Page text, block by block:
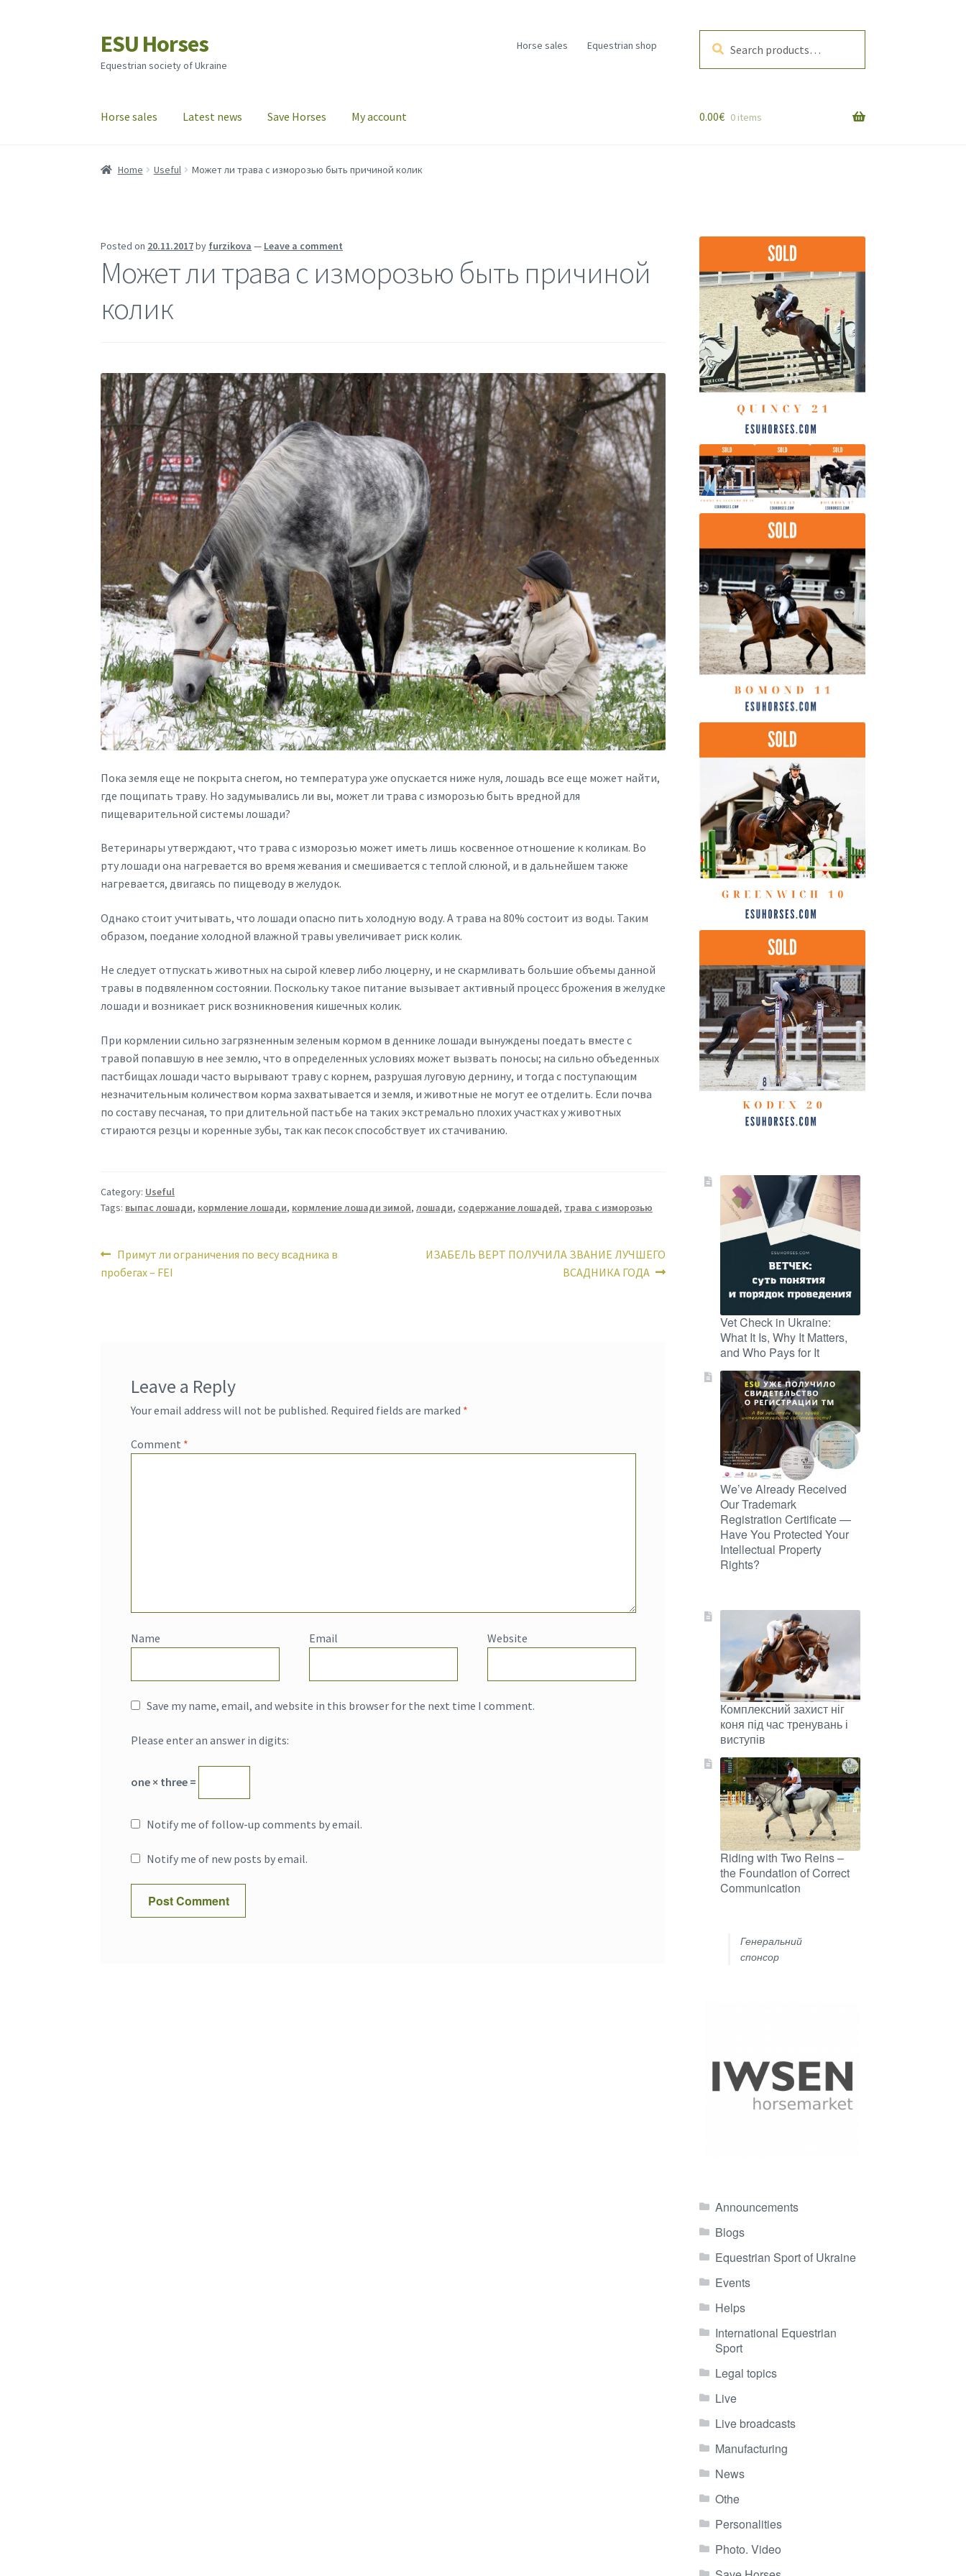
Skip
to
navigation
Skip
to
content
ESU Horses
Equestrian society of Ukraine
Horse sales Equestrian shop
for:
Horse sales Latest news Save Horses My account 0.00€ 0 items
Home Useful Может ли трава с изморозью быть причиной колик
Posted on 20.11.2017by furzikova — Leave a comment
Может ли трава с изморозью быть причиной
колик
Пока земля еще не покрыта снегом, но температура уже опускается ниже нуля, лошадь все еще может найти,
где пощипать траву. Но задумывались ли вы, может ли трава с изморозью быть вредной для
пищеварительной системы лошади?
Ветеринары утверждают, что трава с изморозью может иметь лишь косвенное отношение к коликам. Во
рту лошади она нагревается во время жевания и смешивается с теплой слюной, и в дальнейшем также
нагревается, двигаясь по пищеводу в желудок.
Однако стоит учитывать, что лошади опасно пить холодную воду. А трава на 80% состоит из воды. Таким
образом, поедание холодной влажной травы увеличивает риск колик.
Не следует отпускать животных на сырой клевер либо люцерну, и не скармливать большие объемы данной
травы в подвяленном состоянии. Поскольку такое питание вызывает активный процесс брожения в желудке
лошади и возникает риск возникновения кишечных колик.
При кормлении сильно загрязненным зеленым кормом в деннике лошади вынуждены поедать вместе с
травой попавшую в нее землю, что в определенных условиях может вызвать поносы; на сильно объеденных
пастбищах лошади часто вырывают траву с корнем, разрушая луговую дернину, и тогда с поступающим
незначительным количеством корма захватывается и земля, и животные не могут ее отделить. Если почва
по составу песчаная, то при длительной пастьбе на таких экстремально плохих участках у животных
стираются резцы и коренные зубы, так как песок способствует их стачиванию.
Category: Useful
Tags: выпас лошади, кормление лошади, кормление лошади зимой,лошади, содержание лошадей, трава с изморозью
Post
navigation
Previous
post:
Примут ли ограничения по весу всадника в
пробегах – FEI
Next
ИЗАБЕЛЬ ВЕРТ ПОЛУЧИЛА ЗВАНИЕ ЛУЧШЕГО
ВСАДНИКА ГОДА
Leave a Reply
Your email address will not be published. Required fields are marked *
Comment *
Name Email Website
Save my name, email, and website in this browser for the next time I comment.
Please enter an answer in digits:
one × three =
Notify me of follow-up comments by email.
Notify me of new posts by email.
Vet Check in Ukraine:
What It Is, Why It Matters,
and Who Pays for It
We’ve Already Received
Our Trademark
Registration Certificate —
Have You Protected Your
Intellectual Property
Rights?
Комплексний захист ніг
коня під час тренувань і
виступів
Riding with Two Reins –
the Foundation of Correct
Communication
Генеральний
спонсор
Announcements
Blogs
Equestrian Sport of Ukraine
Events
Helps
International Equestrian
Sport
Legal topics
Live
Live broadcasts
Manufacturing
News
Othe
Personalities
Photo. Video